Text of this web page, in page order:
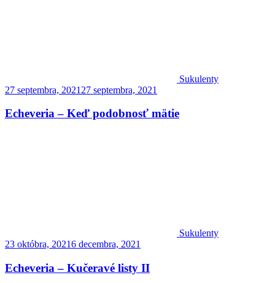
Sukulenty
27 septembra, 2021 27 septembra, 2021
Echeveria – Keď podobnosť mätie
Sukulenty
23 októbra, 20216 decembra, 2021
Echeveria – Kučeravé listy II